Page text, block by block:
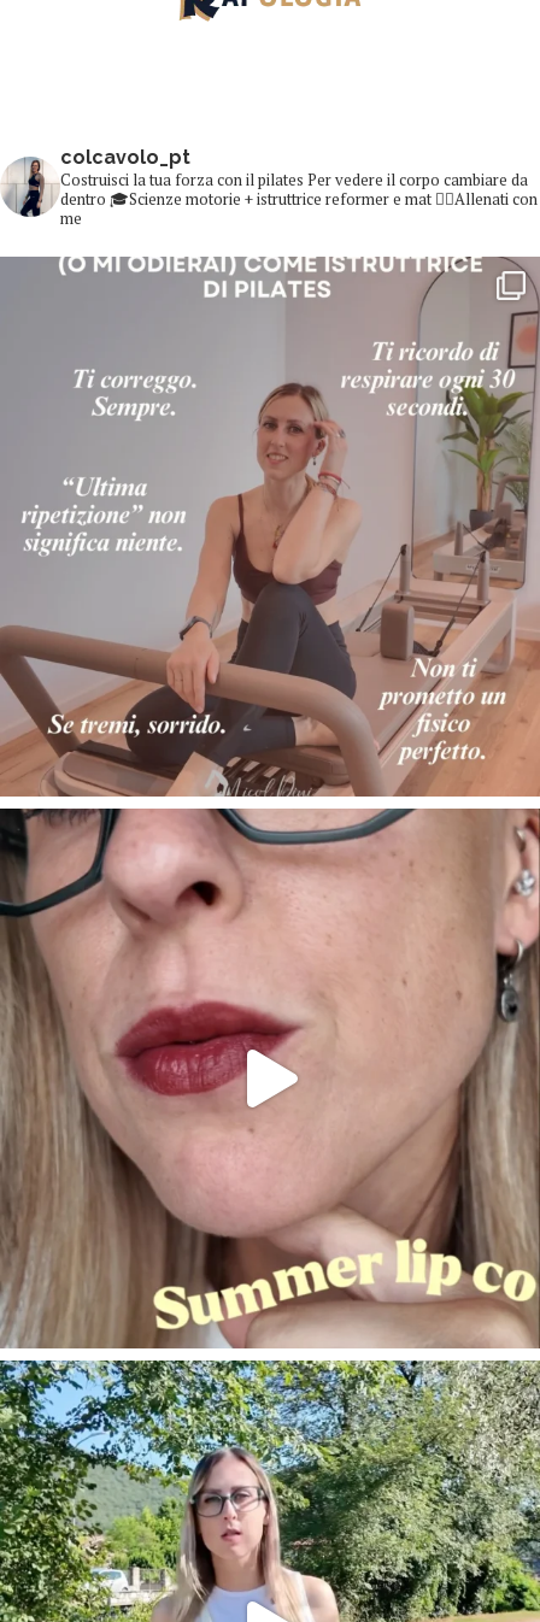
colcavolo_pt
Costruisci la tua forza con il pilates Per vedere il corpo cambiare da
dentro 🎓Scienze motorie + istruttrice reformer e mat 👇🏻Allenati con
me